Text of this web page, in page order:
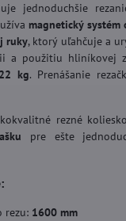
jednoduchšie
magnetický
ruky, ktorý uľahčuje a
a použitiu hliníkovej
kg. Prenášanie
rezné koliesko
pre ešte
rezu: 1600 mm